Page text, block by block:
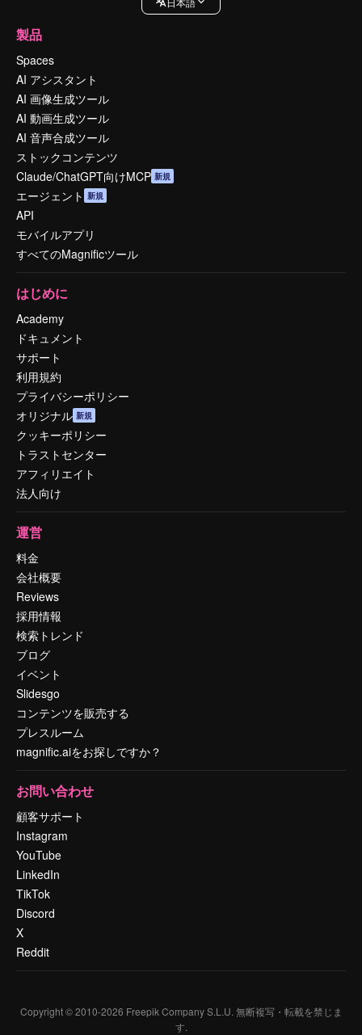
製品
Spaces
AI アシスタント
AI 画像生成ツール
AI 動画生成ツール
AI 音声合成ツール
ストックコンテンツ
Claude/ChatGPT向けMCP 新規
エージェント 新規
API
モバイルアプリ
すべてのMagnificツール
はじめに
Academy
ドキュメント
サポート
利用規約
プライバシーポリシー
オリジナル 新規
クッキーポリシー
トラストセンター
アフィリエイト
法人向け
運営
料金
会社概要
Reviews
採用情報
検索トレンド
ブログ
イベント
Slidesgo
コンテンツを販売する
プレスルーム
magnific.aiをお探しですか？
お問い合わせ
顧客サポート
Instagram
YouTube
LinkedIn
TikTok
Discord
X
Reddit
Copyright © 2010-2026 Freepik Company S.L.U. 無断複写・転載を禁じま
す.